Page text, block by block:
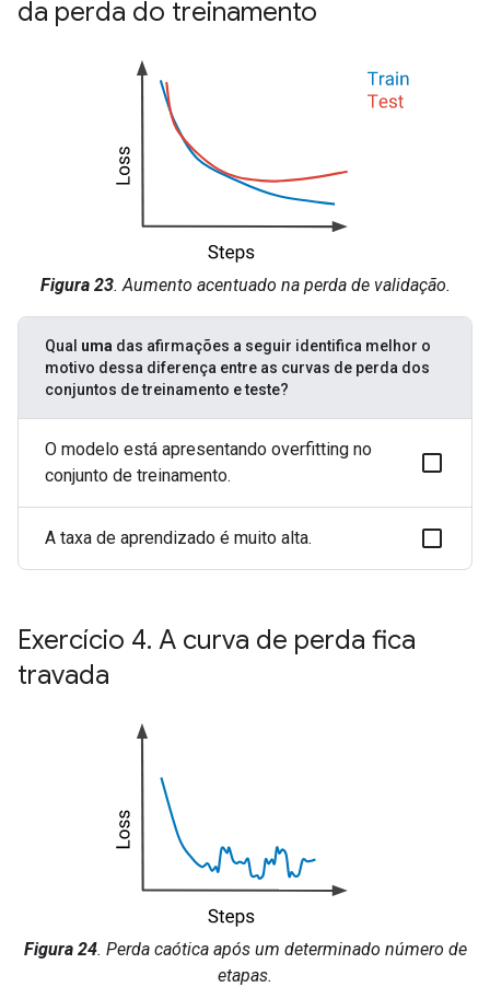
da perda do treinamento
Figura 23. Aumento acentuado na perda de validação.
Qual uma das afirmações a seguir identifica melhor o
motivo dessa diferença entre as curvas de perda dos
conjuntos de treinamento e teste?
O modelo está apresentando overfitting no
conjunto de treinamento.
A taxa de aprendizado é muito alta.
Exercício 4. A curva de perda fica
travada
Figura 24. Perda caótica após um determinado número de
etapas.